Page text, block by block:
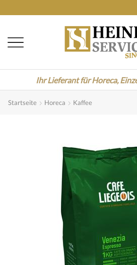
Ihr Lieferant für Horeca,
Startseite Horeca Kaffee